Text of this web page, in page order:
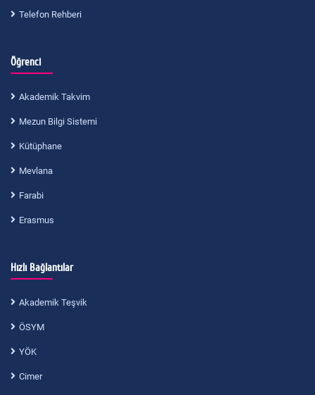
Telefon Rehberi
Öğrenci
Akademik Takvim
Mezun Bilgi Sistemi
Kütüphane
Mevlana
Farabi
Erasmus
Hızlı Bağlantılar
Akademik Teşvik
ÖSYM
YÖK
Cimer